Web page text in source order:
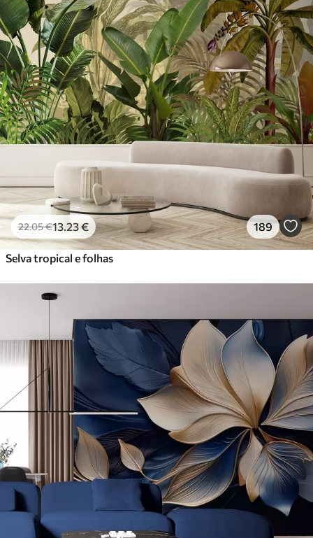
Standard
45.0027.00€/m²
Premium
56.6734.00€ /m²
Vinil Premium
Peel and Stick
81 .67 49.00€/m²
22.05€13 .23€ 189
Selva tropical e folhas